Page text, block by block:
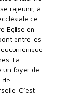
rajeunir, à
de
Eglise en
entre les
La
un foyer de
de
C’est